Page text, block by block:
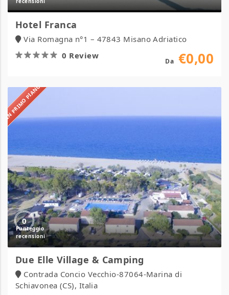
Hotel Franca
Via Romagna n°1 – 47843 Misano Adriatico
0 Review
Da €0,00
IN PRIMO PIANO
0
Village
Due Elle Village & Camping
Contrada Concio Vecchio-87064-Marina di
Schiavonea (CS), Italia